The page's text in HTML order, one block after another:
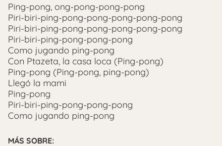
Ping-pong, ong-pong-pong-pong
Piri-biri-ping-pong-pong-pong-pong-pong
Piri-biri-ping-pong-pong-pong-pong-pong
Piri-biri-ping-pong-pong-pong
Como jugando ping-pong
Con Ptazeta, la casa loca (Ping-pong)
Ping-pong (Ping-pong, ping-pong)
Llegó la mami
Ping-pong
Piri-biri-ping-pong-pong-pong
Como jugando ping-pong
MÁS SOBRE: